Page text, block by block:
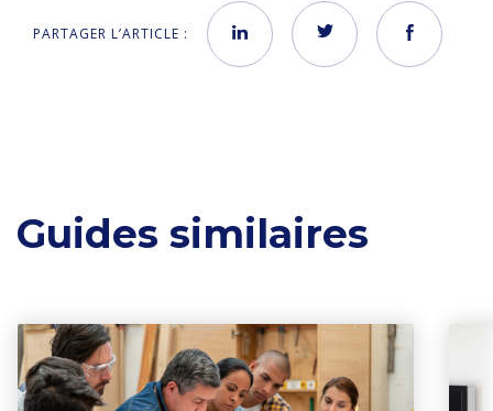
PARTAGER L’ARTICLE :
Guides similaires